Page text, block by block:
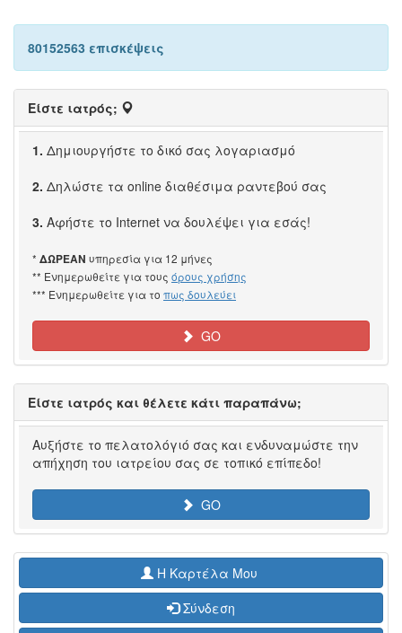
80152563 επισκέψεις
Είστε ιατρός;
1. Δημιουργήστε το δικό σας λογαριασμό
2. Δηλώστε τα online διαθέσιμα ραντεβού σας
3. Αφήστε το Internet να δουλέψει για εσάς!
* ΔΩΡΕΑΝ υπηρεσία για 12 μήνες
** Ενημερωθείτε για τους όρους χρήσης
*** Ενημερωθείτε για το πως δουλεύει
GO
Είστε ιατρός και θέλετε κάτι παραπάνω;
Αυξήστε το πελατολόγιό σας και ενδυναμώστε την
απήχηση του ιατρείου σας σε τοπικό επίπεδο!
GO
H Καρτέλα Μου
Σύνδεση